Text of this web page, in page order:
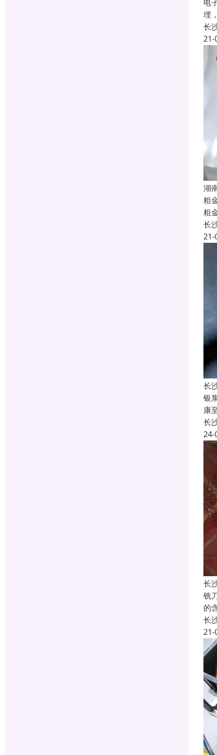
电
埋
长
21-
湖
粗
粗
长
21-
长
银
康
长
24-
长
铣
的
长
21-